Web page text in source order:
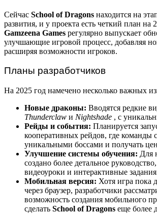
Сейчас School of Dragons находится на
развития, и у проекта есть четкий план на
Gamzeena Games регулярно выпускает
улучшающие игровой процесс, добавляя
расширяя возможности игроков.
Планы разработчиков
На 2025 год намечено несколько важных
Новые драконы: Вводятся редкие
Thunderclaw и Nightshade , с
Рейды и события: Планируется
кооперативных рейдов, где команды
уникальными боссами и получать
Улучшение системы обучения: Для
создано более детальное
видеоуроки и интерактивные
Мобильная версия: Хотя игра пока
через браузер, разработчики
возможность создания мобильного
сделать School of Dragons еще более